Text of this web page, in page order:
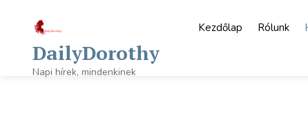
content
DailyDorothy
Napi hírek, mindenkinek
Kezdőlap Rólunk